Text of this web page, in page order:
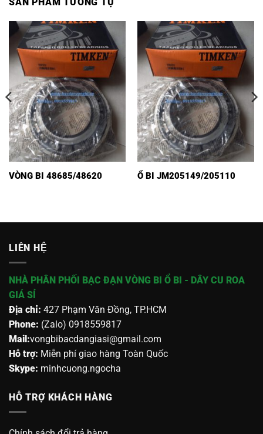
VÒNG BI 48685/48620 Ổ BI JM205149/205110
LIÊN HỆ
NHÀ PHÂN PHỐI BẠC ĐẠN VÒNG BI Ổ BI - DÂY CU ROA
GIÁ SỈ
Địa chỉ: 427 Phạm Văn Đồng, TP.HCM
Phone: (Zalo) 0918559817
Mail:vongbibacdangiasi@gmail.com
Hỗ trợ: Miễn phí giao hàng Toàn Quốc
Skype: minhcuong.ngocha
HỖ TRỢ KHÁCH HÀNG